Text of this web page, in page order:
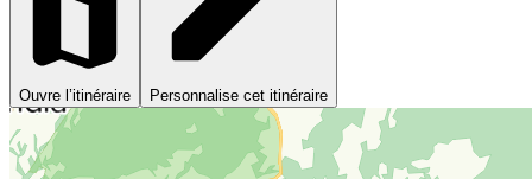
Ouvre l’itinéraire Personnalise cet itinéraire